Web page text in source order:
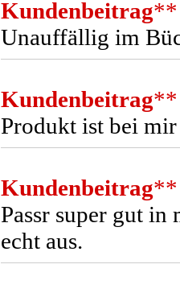
Kundenbeitrag**
Unauffällig im
Kundenbeitrag**
Produkt ist bei
Kundenbeitrag**
Passr super gut in
echt aus.